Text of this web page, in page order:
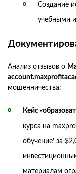
Создание
учебными
Анализ отзывов о
мошенничества:
Кейс
курса на
обучение’ за
материалам